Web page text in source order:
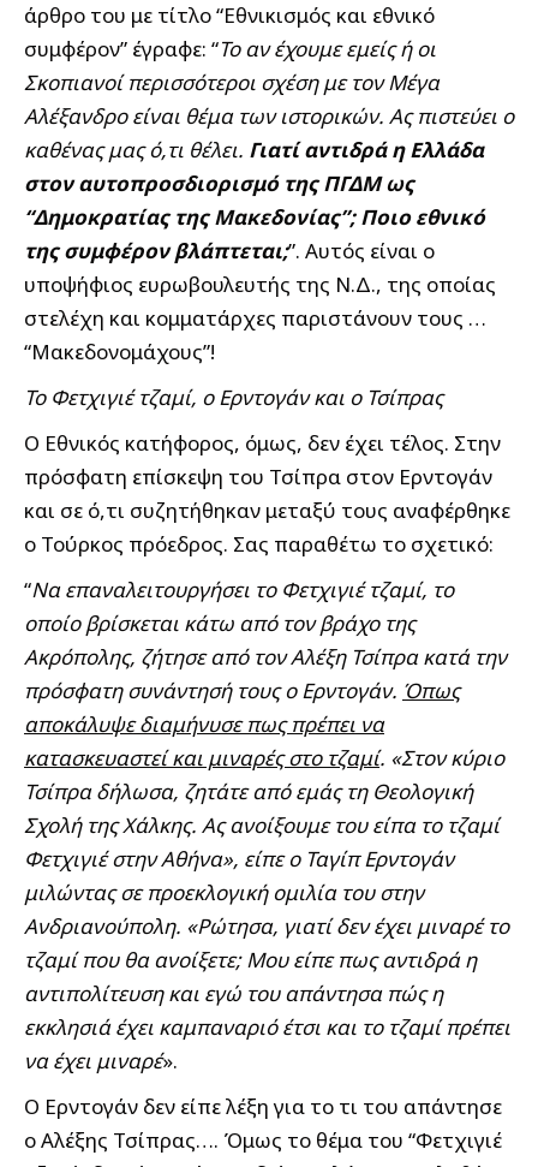
άρθρο του με τίτλο “Εθνικισμός και εθνικό
συμφέρον” έγραφε: “Το αν έχουμε εμείς ή οι
Σκοπιανοί περισσότεροι σχέση με τον Μέγα
Αλέξανδρο είναι θέμα των ιστορικών. Ας πιστεύει ο
καθένας μας ό,τι θέλει. Γιατί αντιδρά η Ελλάδα
στον αυτοπροσδιορισμό της ΠΓΔΜ ως
“Δημοκρατίας της Μακεδονίας”; Ποιο εθνικό
της συμφέρον βλάπτεται;”. Αυτός είναι ο
υποψήφιος ευρωβουλευτής της Ν.Δ., της οποίας
στελέχη και κομματάρχες παριστάνουν τους …
“Μακεδονομάχους”!
Το Φετχιγιέ τζαμί, ο Ερντογάν και ο Τσίπρας
Ο Εθνικός κατήφορος, όμως, δεν έχει τέλος. Στην
πρόσφατη επίσκεψη του Τσίπρα στον Ερντογάν
και σε ό,τι συζητήθηκαν μεταξύ τους αναφέρθηκε
ο Τούρκος πρόεδρος. Σας παραθέτω το σχετικό:
“Να επαναλειτουργήσει το Φετχιγιέ τζαμί, το
οποίο βρίσκεται κάτω από τον βράχο της
Ακρόπολης, ζήτησε από τον Αλέξη Τσίπρα κατά την
πρόσφατη συνάντησή τους ο Ερντογάν. Όπως
αποκάλυψε διαμήνυσε πως πρέπει να
κατασκευαστεί και μιναρές στο τζαμί. «Στον κύριο
Τσίπρα δήλωσα, ζητάτε από εμάς τη Θεολογική
Σχολή της Χάλκης. Ας ανοίξουμε του είπα το τζαμί
Φετχιγιέ στην Αθήνα», είπε ο Ταγίπ Ερντογάν
μιλώντας σε προεκλογική ομιλία του στην
Ανδριανούπολη. «Ρώτησα, γιατί δεν έχει μιναρέ το
τζαμί που θα ανοίξετε; Μου είπε πως αντιδρά η
αντιπολίτευση και εγώ του απάντησα πώς η
εκκλησιά έχει καμπαναριό έτσι και το τζαμί πρέπει
να έχει μιναρέ».
Ο Ερντογάν δεν είπε λέξη για το τι του απάντησε
ο Αλέξης Τσίπρας…. Όμως το θέμα του “Φετχιγιέ